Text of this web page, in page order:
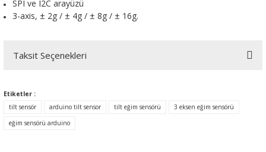
SPI ve I2C arayüzü
3-axis, ± 2g / ± 4g / ± 8g / ± 16g.
Taksit Seçenekleri
Etiketler :
tilt sensör
arduino tilt sensor tilt eğim sensörü
3 eksen eğim sensörü
eğim sensörü arduino